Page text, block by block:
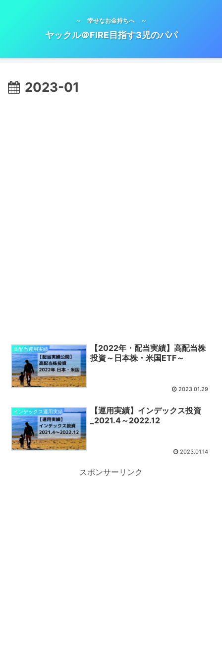
～ 幸せなお金持ちへ ～
ヤックル＠FIRE目指す3児のパパ
2023-01
高配当運用実績
【2022年・配当実績】高配当株
投資～日本株・米国ETF～
2023.01.29
インデックス運用実績
【運用実績】インデックス投資
_2021.4～2022.12
2023.01.14
スポンサーリンク